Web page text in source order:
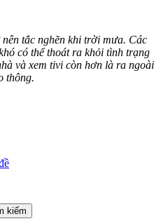
tắc nghẽn khi trời mưa. Các
có thể thoát ra khỏi tình trạng
và xem tivi còn hơn là ra ngoài
thông.
kiếm